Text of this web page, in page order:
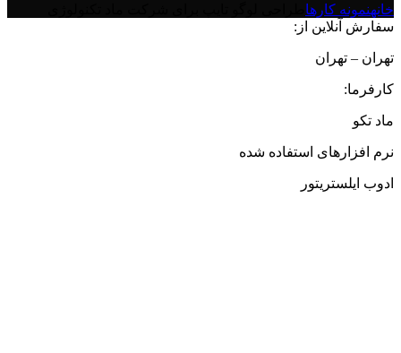
خانهنمونه کارها
سفارش آنلاین از:
تهران – تهران
کارفرما:
ماد تکو
نرم افزارهای استفاده شده
ادوب ایلستریتور